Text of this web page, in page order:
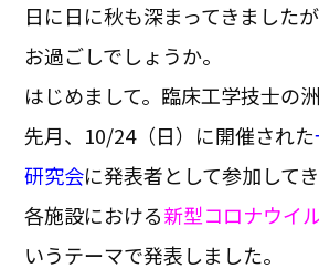
日に日に秋も深まってきました
お過ごしでしょうか。
はじめまして。臨床工学技士の
先月、10/24（日）に開催された
研究会に発表者として参加してき
各施設における新型コロナウイ
いうテーマで発表しました。